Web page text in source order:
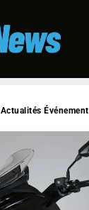
Actualités Événement